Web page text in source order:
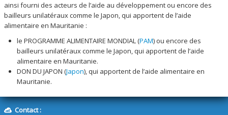
ainsi fourni des acteurs de l’aide au développement ou encore des
bailleurs unilatéraux comme le Japon, qui apportent de l’aide
alimentaire en Mauritanie :
le PROGRAMME ALIMENTAIRE MONDIAL (PAM) ou encore des
bailleurs unilatéraux comme le Japon, qui apportent de l’aide
alimentaire en Mauritanie.
DON DU JAPON (Japon), qui apportent de l’aide alimentaire en
Mauritanie.
Contact :